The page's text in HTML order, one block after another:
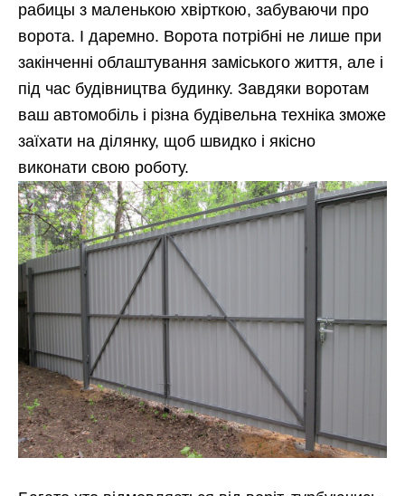
рабицы з маленькою хвірткою, забуваючи про
ворота. І даремно. Ворота потрібні не лише при
закінченні облаштування заміського життя, але і
під час будівництва будинку. Завдяки воротам
ваш автомобіль і різна будівельна техніка зможе
заїхати на ділянку, щоб швидко і якісно
виконати свою роботу.